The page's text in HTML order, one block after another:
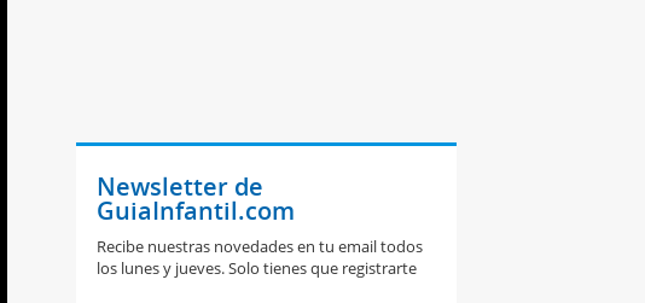
Newsletter de
GuiaInfantil.com
Recibe nuestras novedades en tu email todos
los lunes y jueves. Solo tienes que registrarte